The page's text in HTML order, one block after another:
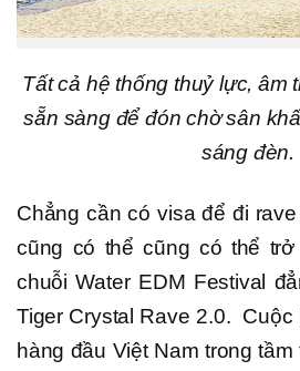
Tất cả hệ thống thuỷ lực, âm
sẵn sàng để đón chờ sân
sáng đèn.
Chẳng cần có visa để đi
cũng có thể cũng có thể
chuỗi Water EDM Festival
Tiger Crystal Rave 2.0. Cuộc
hàng đầu Việt Nam trong